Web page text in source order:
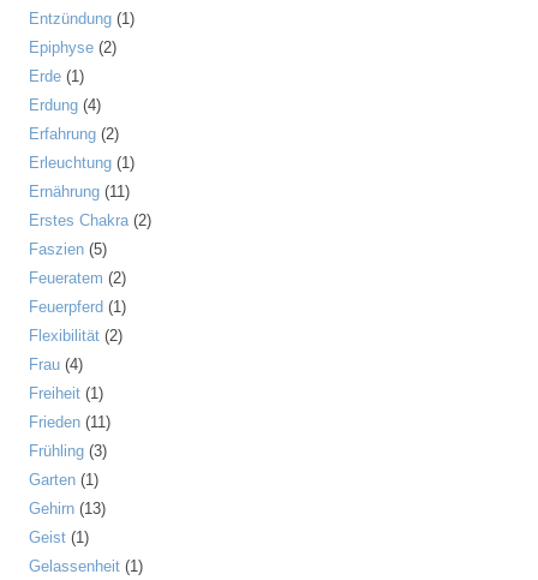
Entzündung (1)
Epiphyse (2)
Erde (1)
Erdung (4)
Erfahrung (2)
Erleuchtung (1)
Ernährung (11)
Erstes Chakra(2)
Faszien (5)
Feueratem (2)
Feuerpferd (1)
Flexibilität (2)
Frau (4)
Freiheit (1)
Frieden (11)
Frühling (3)
Garten (1)
Gehirn (13)
Geist (1)
Gelassenheit (1)